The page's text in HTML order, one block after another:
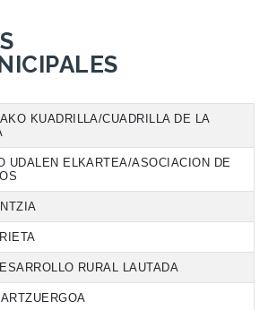
KUADRILLA/CUADRILLA DE LA
UDALEN ELKARTEA/ASOCIACION DE
RURAL LAUTADA